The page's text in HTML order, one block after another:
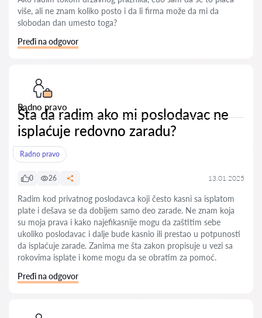
više, ali ne znam koliko posto i da li firma može da mi da
slobodan dan umesto toga?
Pređi na odgovor
Radno pravo
Šta da radim ako mi poslodavac ne
isplaćuje redovno zaradu?
Radno pravo
0 26 13.01.2025
Radim kod privatnog poslodavca koji često kasni sa isplatom
plate i dešava se da dobijem samo deo zarade. Ne znam koja
su moja prava i kako najefikasnije mogu da zaštitim sebe
ukoliko poslodavac i dalje bude kasnio ili prestao u potpunosti
da isplaćuje zarade. Zanima me šta zakon propisuje u vezi sa
rokovima isplate i kome mogu da se obratim za pomoć.
Pređi na odgovor